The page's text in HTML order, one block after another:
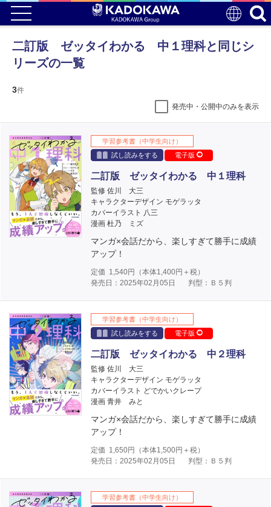
二訂版 ゼッタイわかる 中１理科と同じシ
リーズの一覧
3件
発売中・公開中のみを表示
学習参考書（中学生向け）
試し読みをする
電子版
二訂版 ゼッタイわかる 中１理科
監修 佐川 大三
キャラクターデザイン モゲラッタ
カバーイラスト 八三
漫画 杜乃 ミズ
マンガ×会話だから、楽しすぎて勝手に成績
アップ！
定価 1,540円（本体1,400円＋税）
発売日：2025年02月05日
判型：Ｂ５判
学習参考書（中学生向け）
試し読みをする
電子版
二訂版 ゼッタイわかる 中２理科
監修 佐川 大三
キャラクターデザイン モゲラッタ
カバーイラスト どでかいクレープ
漫画 青井 みと
マンガ×会話だから、楽しすぎて勝手に成績
アップ！
定価 1,650円（本体1,500円＋税）
発売日：2025年02月05日
判型：Ｂ５判
学習参考書（中学生向け）